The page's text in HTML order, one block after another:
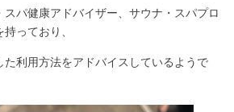
スパ健康アドバイザー、サウナ・スパプロ
っており、
た利用方法をアドバイスしているようで